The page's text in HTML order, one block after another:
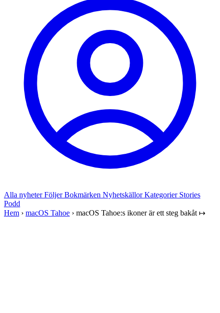
Alla nyheterFöljerBokmärken NyhetskällorKategorier Stories
Podd
Hem › macOS Tahoe › macOS Tahoe:s ikoner är ett steg bakåt ↦